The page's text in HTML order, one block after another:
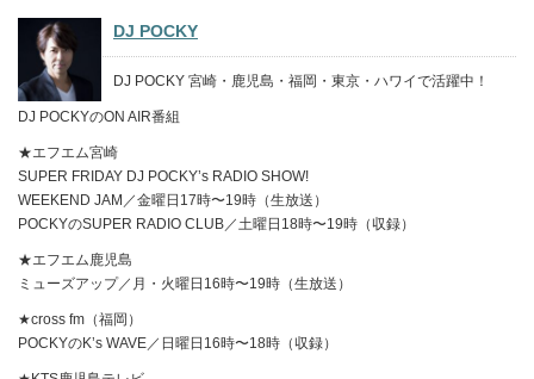
DJ POCKY
DJ POCKY 宮崎・鹿児島・福岡・東京・ハワイで活躍中！
DJ POCKYのON AIR番組
★エフエム宮崎
SUPER FRIDAY DJ POCKY’s RADIO SHOW!
WEEKEND JAM／金曜日17時〜19時（生放送）
POCKYのSUPER RADIO CLUB／土曜日18時〜19時（収録）
★エフエム鹿児島
ミューズアップ／月・火曜日16時〜19時（生放送）
★cross fm（福岡）
POCKYのK’s WAVE／日曜日16時〜18時（収録）